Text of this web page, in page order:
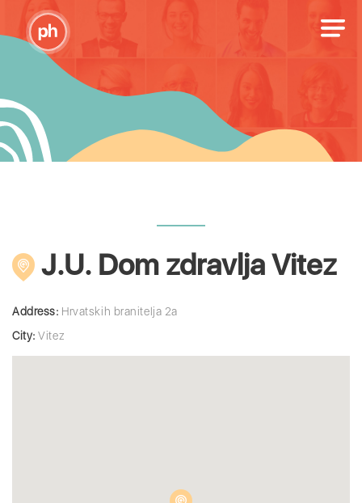
J.U. Dom zdravlja Vitez
Address: Hrvatskih branitelja 2a
City: Vitez